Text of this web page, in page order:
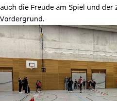
auch die Freude am Spiel und der
Vordergrund.